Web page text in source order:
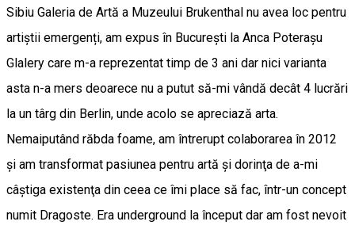
Sibiu Galeria de Artă a Muzeului Brukenthal nu avea loc pentru
artiștii emergenți, am expus în București la Anca Poterașu
Glalery care m-a reprezentat timp de 3 ani dar nici varianta
asta n-a mers deoarece nu a putut să-mi vândă decât 4 lucrări
la un târg din Berlin, unde acolo se apreciază arta.
Nemaiputând răbda foame, am întrerupt colaborarea în 2012
şi am transformat pasiunea pentru artă și dorinţa de a-mi
câştiga existenţa din ceea ce îmi place să fac, într-un concept
numit Dragoste. Era underground la început dar am fost nevoit